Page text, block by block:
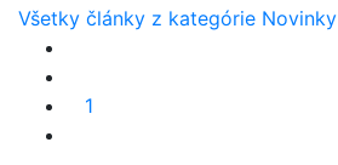
Všetky články z kategórie Novinky
1